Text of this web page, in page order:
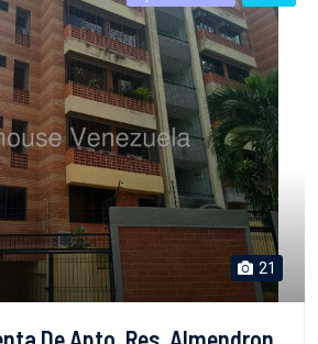
21
De Apto. Res. Almendron